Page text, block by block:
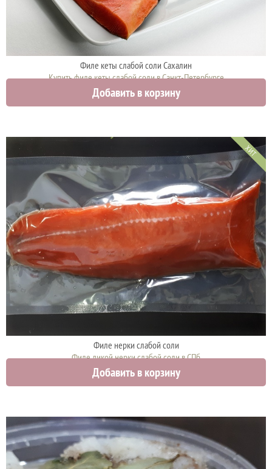
Филе кеты слабой соли Сахалин
Купить филе кеты слабой соли в Санкт-Петербурге
3500 руб.
Добавить в корзину
ХИТ
Филе нерки слабой соли
Филе дикой нерки слабой соли в СПб
1900 руб.
Добавить в корзину